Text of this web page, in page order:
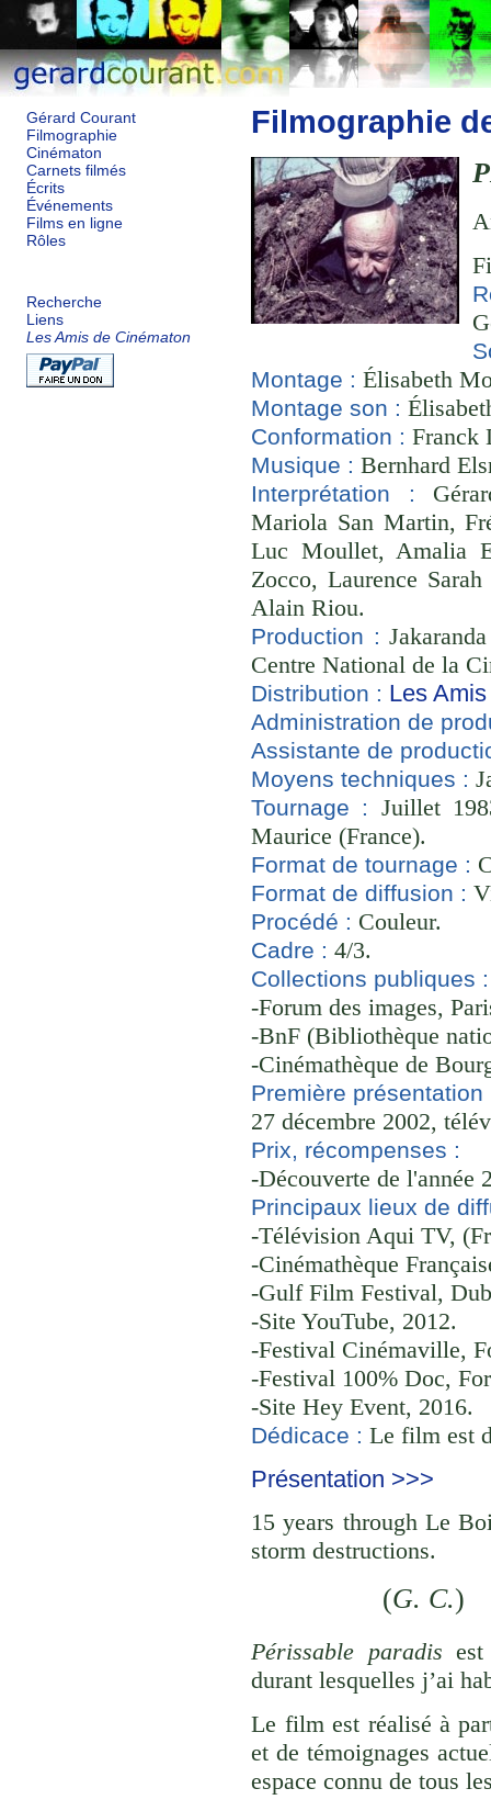
Gérard Courant
Filmographie
Cinématon
Carnets filmés
Écrits
Événements
Films en ligne
Rôles
Recherche
Liens
Les Amis de Cinématon
Filmographie
Montage : Élisabeth
Montage son :
Conformation : Franck
Musique : Bernhard
Interprétation :
Mariola San Martin,
Luc Moullet, Amalia
Zocco, Laurence
Alain Riou.
Production :
Centre National de la
Distribution : Les
Administration de
Assistante de
Moyens techniques :
Tournage : Juillet
Maurice (France).
Format de tournage :
Format de diffusion :
Procédé : Couleur.
Cadre : 4/3.
Collections publiques :
-Forum des images,
-BnF (Bibliothèque
-Cinémathèque de
Première présentation
27 décembre 2002,
Prix, récompenses :
-Découverte de l'année
Principaux lieux de
-Télévision Aqui TV,
-Cinémathèque
-Gulf Film Festival,
-Site YouTube, 2012.
-Festival Cinémaville,
-Festival 100% Doc,
-Site Hey Event, 2016.
Dédicace : Le film est
Présentation >>>
15 years through Le
storm destructions.
(G. C.)
Périssable paradis
durant lesquelles j’ai
Le film est réalisé à
et de témoignages
espace connu de tous